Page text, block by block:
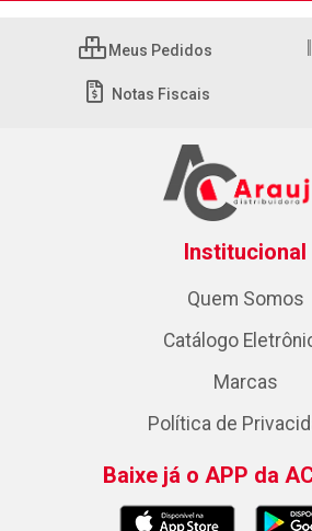
Meus Pedidos
Notas Fiscais
Institucional
Quem Somos
Catálogo
Marcas
Política de
Baixe já o APP da